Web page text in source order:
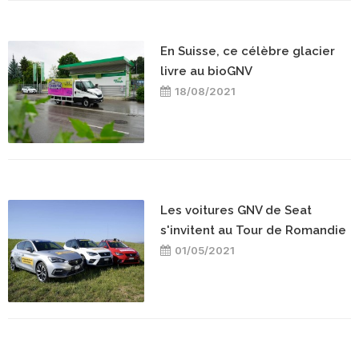
En Suisse, ce célèbre glacier
livre au bioGNV
18/08/2021
Les voitures GNV de Seat
s'invitent au Tour de Romandie
01/05/2021